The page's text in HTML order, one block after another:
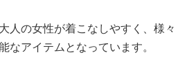
人の女性が着こなしやすく、様々
なアイテムとなっています。